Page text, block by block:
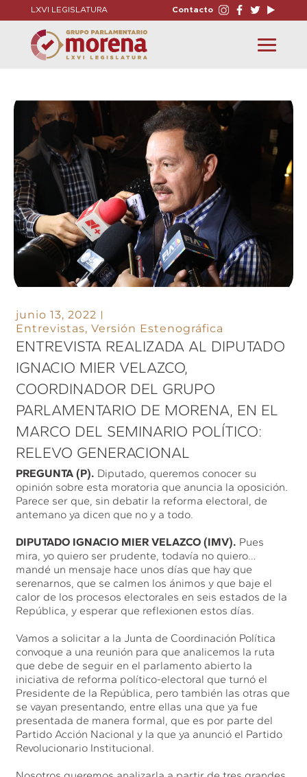
LXVI LEGISLATURA Contacto
Toggle
navigation
junio 13, 2022
Entrevistas,Versión Estenográfica
ENTREVISTA REALIZADA AL DIPUTADO
IGNACIO MIER VELAZCO,
COORDINADOR DEL GRUPO
PARLAMENTARIO DE MORENA, EN EL
MARCO DEL SEMINARIO POLÍTICO:
RELEVO GENERACIONAL
PREGUNTA (P). Diputado, queremos conocer su
opinión sobre esta moratoria que anuncia la oposición.
Parece ser que, sin debatir la reforma electoral, de
antemano ya dicen que no y a todo.
DIPUTADO IGNACIO MIER VELAZCO (IMV). Pues
mira, yo quiero ser prudente, todavía no quiero…
mandé un mensaje hace unos días que hay que
serenarnos, que se calmen los ánimos y que baje el
calor de los procesos electorales en seis estados de la
República, y esperar que reflexionen estos días.
Vamos a solicitar a la Junta de Coordinación Política
convoque a una reunión para que analicemos la ruta
que debe de seguir en el parlamento abierto la
iniciativa de reforma político-electoral que turnó el
Presidente de la República, pero también las otras que
se vayan presentando, entre ellas una que ya fue
presentada de manera formal, que es por parte del
Partido Acción Nacional y la que ya anunció el Partido
Revolucionario Institucional.